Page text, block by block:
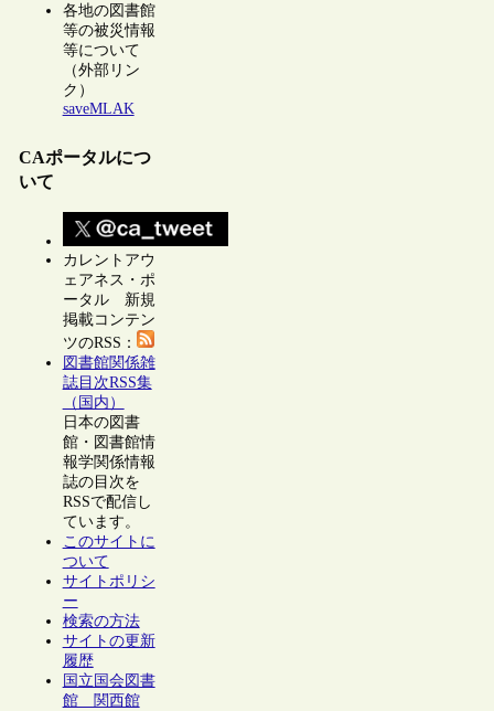
各地の図書館
等の被災情報
等について
（外部リン
ク）
saveMLAK
CAポータルにつ
いて
カレントアウ
ェアネス・ポ
ータル 新規
掲載コンテン
ツのRSS：
図書館関係雑
誌目次RSS集
（国内）
日本の図書
館・図書館情
報学関係情報
誌の目次を
RSSで配信し
ています。
このサイトに
ついて
サイトポリシ
ー
検索の方法
サイトの更新
履歴
国立国会図書
館 関西館